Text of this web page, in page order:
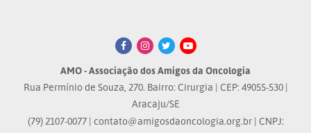
AMO - Associação dos Amigos da Oncologia
Rua Permínio de Souza, 270. Bairro: Cirurgia | CEP: 49055-530 |
Aracaju/SE
(79) 2107-0077 | contato@amigosdaoncologia.org.br| CNPJ: